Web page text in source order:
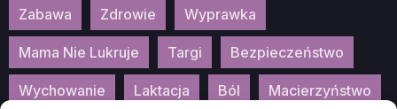
Zabawa Zdrowie Wyprawka
Mama Nie Lukruje Targi Bezpieczeństwo
Wychowanie Laktacja Ból Macierzyństwo